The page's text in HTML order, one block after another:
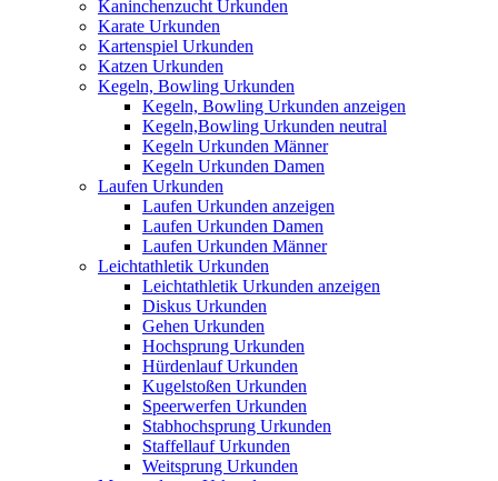
Kaninchenzucht Urkunden
Karate Urkunden
Kartenspiel Urkunden
Katzen Urkunden
Kegeln, Bowling Urkunden
Kegeln, Bowling Urkunden anzeigen
Kegeln,Bowling Urkunden neutral
Kegeln Urkunden Männer
Kegeln Urkunden Damen
Laufen Urkunden
Laufen Urkunden anzeigen
Laufen Urkunden Damen
Laufen Urkunden Männer
Leichtathletik Urkunden
Leichtathletik Urkunden anzeigen
Diskus Urkunden
Gehen Urkunden
Hochsprung Urkunden
Hürdenlauf Urkunden
Kugelstoßen Urkunden
Speerwerfen Urkunden
Stabhochsprung Urkunden
Staffellauf Urkunden
Weitsprung Urkunden